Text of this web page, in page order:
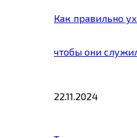
Как правильно
чтобы они
22.11.2024